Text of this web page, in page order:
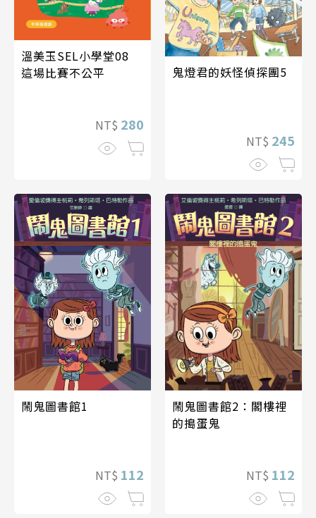
溫美玉SEL小學堂08
這場比賽不公平
NT$ 280
鬼燈君的妖怪偵探團5
NT$ 245
鬧鬼圖書館1
NT$ 112
鬧鬼圖書館2：閣樓裡
的搗蛋鬼
NT$ 112